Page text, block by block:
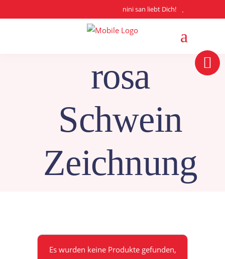
nini san liebt Dich!
rosa
Schwein
Zeichnung
Es wurden keine Produkte gefunden,